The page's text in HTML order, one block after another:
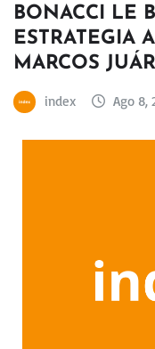
BONACCI LE
ESTRATEGIA
MARCOS
index Ago 8,